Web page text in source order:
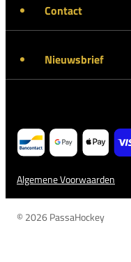
Contact
Nieuwsbrief
Algemene Voorwaarden
© 2026 PassaHockey